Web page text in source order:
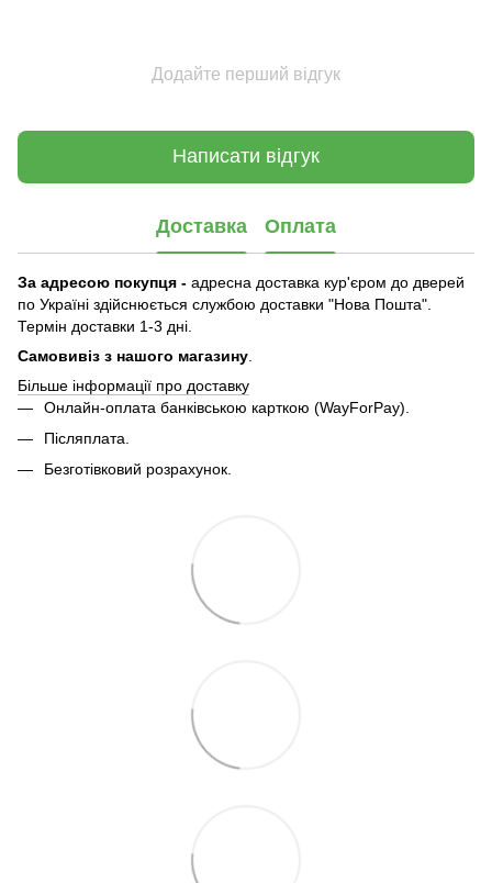
Додайте перший відгук
Написати відгук
Доставка Оплата
За адресою покупця - адресна доставка кур'єром до дверей
по Україні здійснюється службою доставки "Нова Пошта".
Термін доставки 1-3 дні.
Самовивіз з нашого магазину
Більше інформації про доставку
Онлайн-оплата банківською карткою (WayForPay).
Післяплата.
Безготівковий розрахунок.